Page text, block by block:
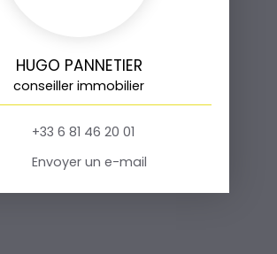
HUGO PANNETIER
conseiller immobilier
+33 6 81 46 20 01
Envoyer un e-mail